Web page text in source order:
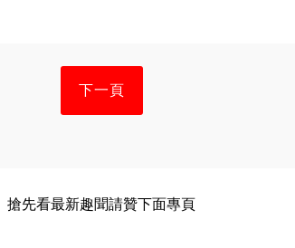
下一頁
搶先看最新趣聞請贊下面專頁